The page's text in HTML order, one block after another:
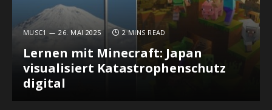
MUSC1 26. MAI 2025 2 MINS READ
Lernen mit Minecraft: Japan
visualisiert Katastrophenschutz
digital